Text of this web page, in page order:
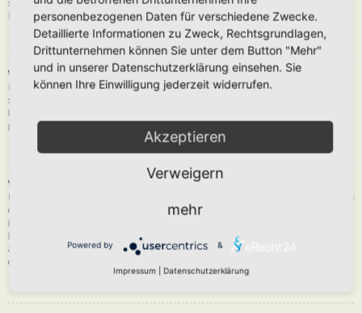
siehst du eine Schaltfläche in der Nähe des Beitrags, um diesen zu melden.
Du wirst dann durch die weiteren Schritte geführt.
Nach oben
Was bewirkt die „Speichern“-Schaltfläche beim Schreiben eines Beitrags?
Hiermit kannst du die geschriebene Entwürfe speichern und zu einem
späteren Zeitpunkt vervollständigen und absenden. Den gesicherten Beitrag
kannst du mit der Funktion „Gespeicherte Entwürfe verwalten“ in deinem
persönlichen Bereich erneut laden.
Nach oben
Warum muss mein Beitrag erst freigegeben werden?
Die Board-Administration kann entschieden haben, dass in dem Forum, in dem
du einen Beitrag erstellt hast, die Beiträge zuerst geprüft werden müssen. Es
ist auch möglich, dass die Administration dich zu einer Gruppe von Benutzern
hinzugefügt hat, bei denen sie die Beiträge erst begutachten möchte, bevor sie
auf der Seite sichtbar werden. Bitte kontaktiere die Board-Administration, wenn
du weitere Informationen dazu benötigst.
personenbezogenen Daten für verschiedene Zwecke.
Detaillierte Informationen zu Zweck, Rechtsgrundlagen,
Drittunternehmen können Sie unter dem Button "Mehr"
und in unserer Datenschutzerklärung einsehen. Sie
können Ihre Einwilligung jederzeit widerrufen.
Akzeptieren
Verweigern
mehr
Powered by &
Impressum Datenschutzerklärung